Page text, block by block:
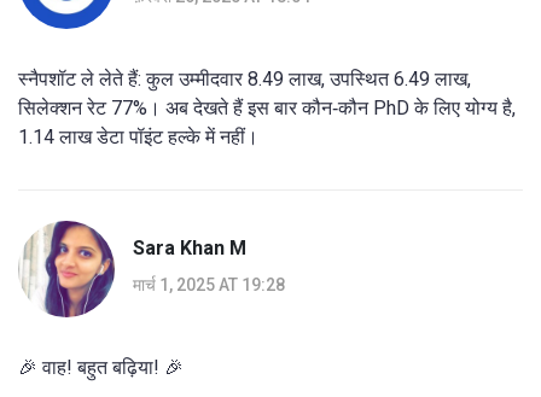
स्नैपशॉट ले लेते हैं: कुल उम्मीदवार 8.49 लाख, उपस्थित 6.49 लाख,
सिलेक्शन रेट 77%। अब देखते हैं इस बार कौन‑कौन PhD के लिए योग्य है,
1.14 लाख डेटा पॉइंट हल्के में नहीं।
Sara Khan M
मार्च 1, 2025 AT 19:28
🎉 वाह! बहुत बढ़िया! 🎉